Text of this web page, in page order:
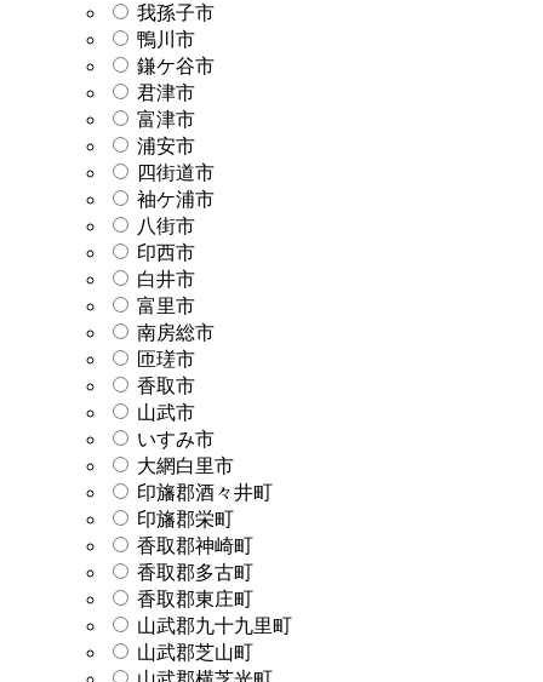
我孫子市
鴨川市
鎌ケ谷市
君津市
富津市
浦安市
四街道市
袖ケ浦市
八街市
印西市
白井市
富里市
南房総市
匝瑳市
香取市
山武市
いすみ市
大網白里市
印旛郡酒々井町
印旛郡栄町
香取郡神崎町
香取郡多古町
香取郡東庄町
山武郡九十九里町
山武郡芝山町